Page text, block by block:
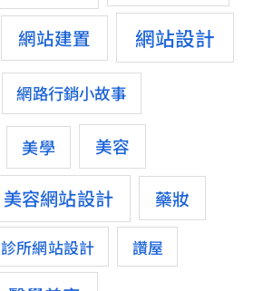
網站建置
網站設計
網路行銷小故事
美學 美容
美容網站設計 藥妝
診所網站設計 讚屋